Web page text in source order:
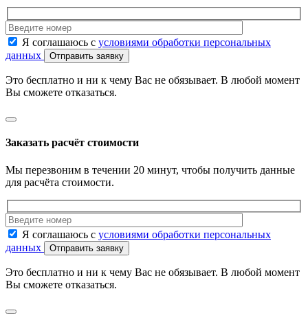
Я соглашаюсь с условиями обработки персональных
данных
Отправить заявку
Это бесплатно и ни к чему Вас не обязывает. В любой момент
Вы сможете отказаться.
Заказать расчёт стоимости
Мы перезвоним в течении 20 минут, чтобы получить данные
для расчёта стоимости.
Я соглашаюсь с условиями обработки персональных
данных
Отправить заявку
Это бесплатно и ни к чему Вас не обязывает. В любой момент
Вы сможете отказаться.